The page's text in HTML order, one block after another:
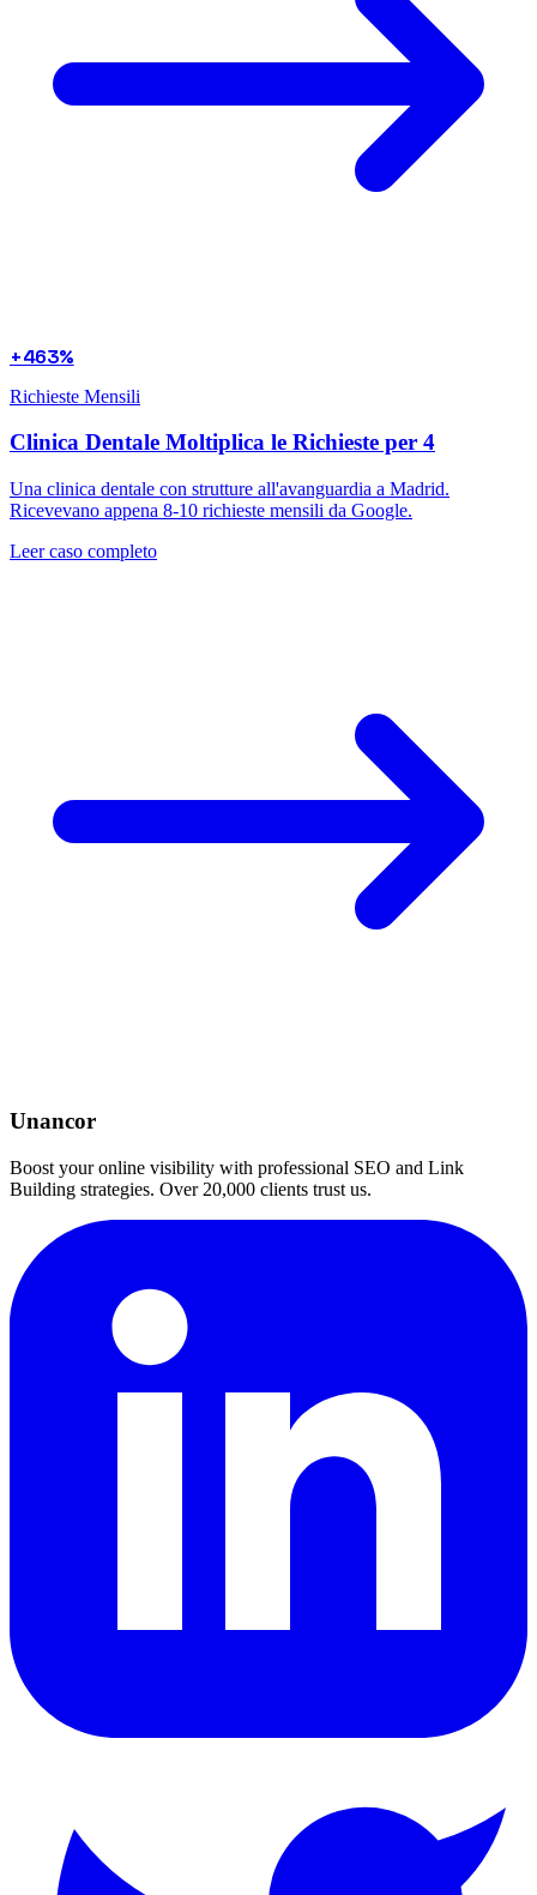
+463%
Richieste Mensili
Clinica Dentale Moltiplica le Richieste per 4
Una clinica dentale con strutture all'avanguardia a Madrid.
Ricevevano appena 8-10 richieste mensili da Google.
Leer caso completo
Unancor
Boost your online visibility with professional SEO and Link
Building strategies. Over 20,000 clients trust us.